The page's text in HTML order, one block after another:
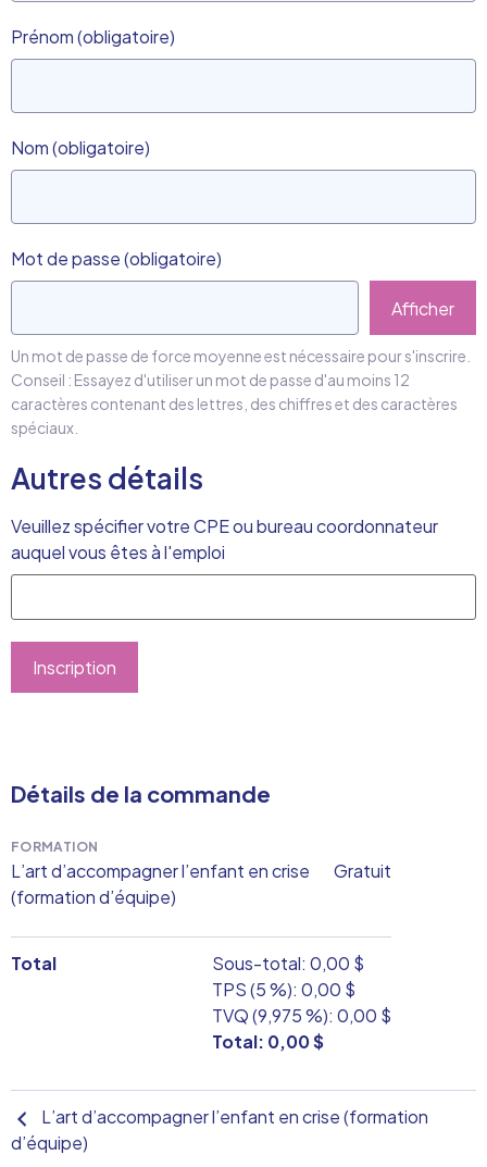
Prénom(obligatoire)
Nom(obligatoire)
Mot de passe(obligatoire)
Afficher
Un mot de passe de force moyenne est nécessaire pour s'inscrire.
Conseil : Essayez d'utiliser un mot de passe d'au moins 12
caractères contenant des lettres, des chiffres et des caractères
spéciaux.
Autres détails
Veuillez spécifier votre CPE ou bureau coordonnateur
auquel vous êtes à l'emploi
Détails de la commande
FORMATION
L’art d’accompagner l’enfant en crise
(formation d’équipe)
Gratuit
Total Sous-total: 0,00 $
TPS (5 %): 0,00 $
TVQ (9,975 %): 0,00 $
Total: 0,00 $
L’art d’accompagner l’enfant en crise (formation
d’équipe)